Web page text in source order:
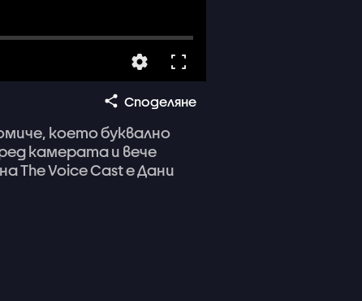
Споделяне
коетобуквално
камератаи вече
наTheVoiceCastеДани